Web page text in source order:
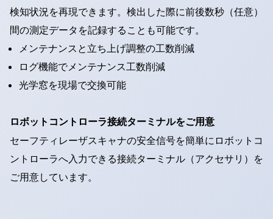
検知状況を再現できます。検出した際に前後数秒（任意）
間の測定データを記録することも可能です。
メンテナンスと立ち上げ調整の工数削減
ログ機能でメンテナンス工数削減
光学窓を現場で交換可能
ロボットコントローラ接続ターミナルをご用意
セーフティレーザスキャナの安全信号を簡単にロボットコ
ントローラへ入力できる接続ターミナル（アクセサリ）を
ご用意しています。